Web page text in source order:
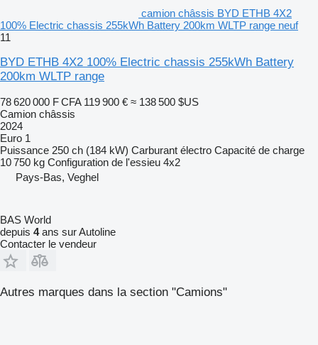
camion châssis BYD ETHB 4X2
100% Electric chassis 255kWh Battery 200km WLTP range neuf
11
BYD ETHB 4X2 100% Electric chassis 255kWh Battery
200km WLTP range
78 620 000 F CFA 119 900 € ≈ 138 500 $US
Camion châssis
2024
Euro 1
Puissance 250 ch (184 kW) Carburant électro Capacité de charge
10 750 kg Configuration de l'essieu 4x2
Pays-Bas, Veghel
BAS World
depuis 4ans sur Autoline
Contacter le vendeur
Autres marques dans la section "Camions"